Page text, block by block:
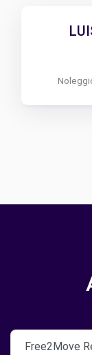
Free2Move